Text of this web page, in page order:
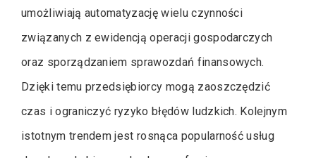
umożliwiają automatyzację wielu czynności
związanych z ewidencją operacji gospodarczych
oraz sporządzaniem sprawozdań finansowych.
Dzięki temu przedsiębiorcy mogą zaoszczędzić
czas i ograniczyć ryzyko błędów ludzkich. Kolejnym
istotnym trendem jest rosnąca popularność usług